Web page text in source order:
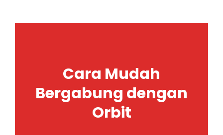
Cara Mudah
Bergabung dengan
Orbit